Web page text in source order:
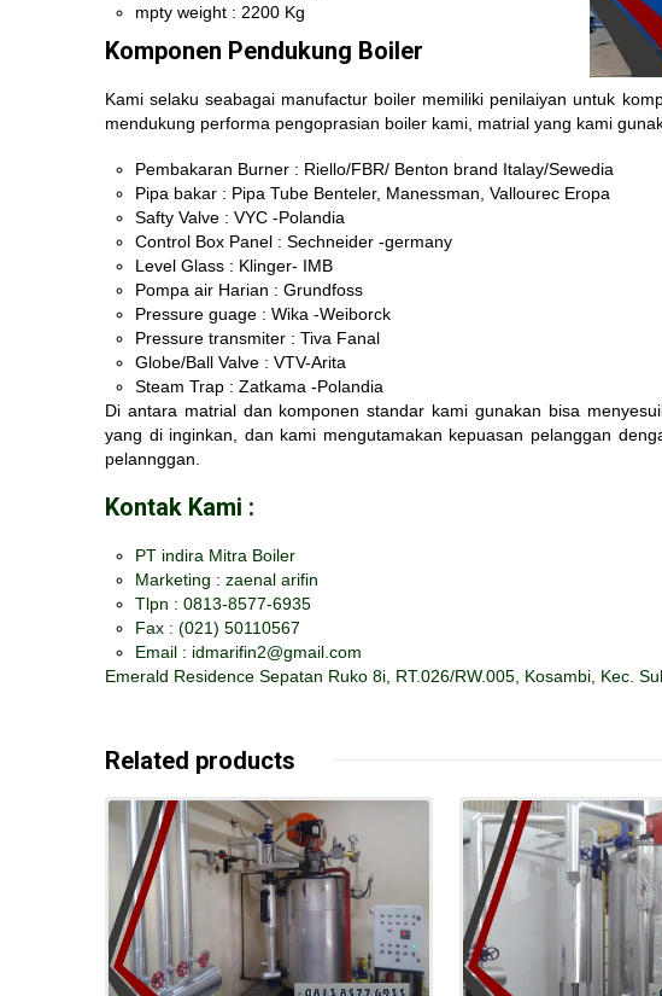
mpty weight : 2200 Kg
Komponen Pendukung Boiler
Kami selaku seabagai manufactur boiler memiliki penilaiyan untuk
mendukung performa pengoprasian boiler kami, matrial yang kami
Pembakaran Burner : Riello/FBR/ Benton brand Italay/Sewedia
Pipa bakar : Pipa Tube Benteler, Manessman, Vallourec Eropa
Safty Valve : VYC -Polandia
Control Box Panel : Sechneider -germany
Level Glass : Klinger- IMB
Pompa air Harian : Grundfoss
Pressure guage : Wika -Weiborck
Pressure transmiter : Tiva Fanal
Globe/Ball Valve : VTV-Arita
Steam Trap : Zatkama -Polandia
Di antara matrial dan komponen standar kami gunakan bisa
yang di inginkan, dan kami mengutamakan kepuasan pelanggan
pelannggan.
Kontak Kami :
PT indira Mitra Boiler
Marketing : zaenal arifin
Tlpn : 0813-8577-6935
Fax : (021) 50110567
Email : idmarifin2@gmail.com
Emerald Residence Sepatan Ruko 8i, RT.026/RW.005, Kosambi, Kec.
Related products
Details